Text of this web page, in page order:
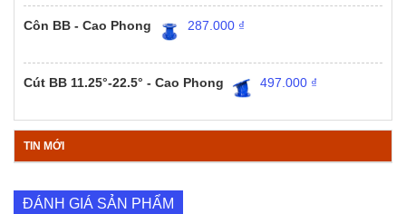
Côn BB - Cao Phong 287.000 ₫
Cút BB 11.25°-22.5° - Cao Phong 497.000 ₫
TIN MỚI
ĐÁNH GIÁ SẢN PHẨM